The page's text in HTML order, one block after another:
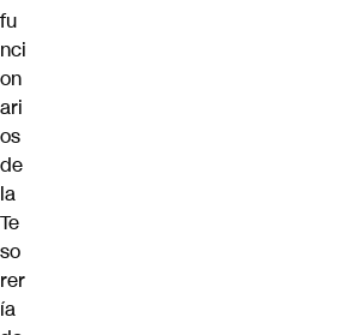
fu
nci
on
ari
os
de
la
Te
so
rer
ía